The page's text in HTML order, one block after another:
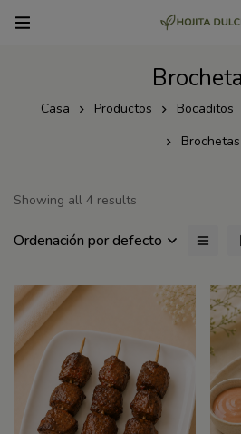
Casa Productos Bocaditos
Brochetas
Showing all 4 results
Ordenación por defecto